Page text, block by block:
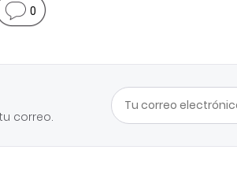
0
correo.